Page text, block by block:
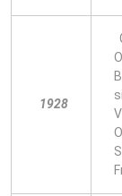
1928